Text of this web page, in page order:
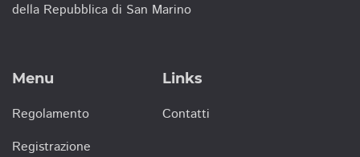
della Repubblica di San Marino
Menu
Regolamento
Registrazione
Links
Contatti